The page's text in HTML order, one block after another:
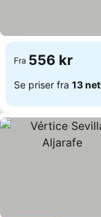
Fra 556 kr
Se priser fra 13